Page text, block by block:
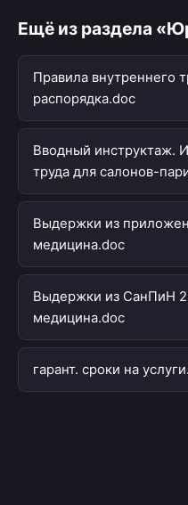
Ещё из раздела
Правила внутреннего
распорядка.doc
Вводный инструктаж.
труда для салонов-
Выдержки из
медицина.doc
Выдержки из СанПиН
медицина.doc
гарант. сроки на